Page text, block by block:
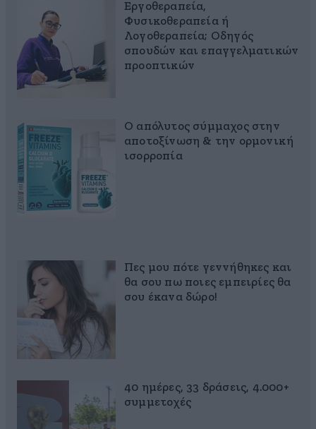
Εργοθεραπεία,
Φυσικοθεραπεία ή
Λογοθεραπεία; Οδηγός
σπουδών και επαγγελματικών
προοπτικών
Ο απόλυτος σύμμαχος στην
αποτοξίνωση & την ορμονική
ισορροπία
Πες μου πότε γεννήθηκες και
θα σου πω ποιες εμπειρίες θα
σου έκανα δώρο!
40 ημέρες, 33 δράσεις, 4.000+
συμμετοχές